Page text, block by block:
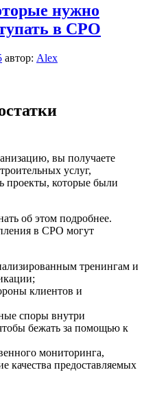
нужно
в СРО
автор: Alex
вы получаете
услуг,
проекты, которые были
об этом подробнее.
в СРО могут
тренингам и
клиентов и
споры внутри
бежать за помощью к
мониторинга,
качества предоставляемых